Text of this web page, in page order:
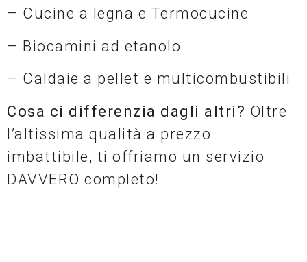
– Cucine a legna e Termocucine
– Biocamini ad etanolo
– Caldaie a pellet e multicombustibili
Cosa ci differenzia dagli altri? Oltre
l’altissima qualità a prezzo
imbattibile, ti offriamo un servizio
DAVVERO completo!